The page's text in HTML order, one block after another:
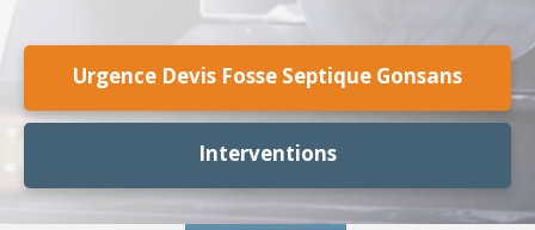
Urgence Devis Fosse Septique Gonsans
Interventions